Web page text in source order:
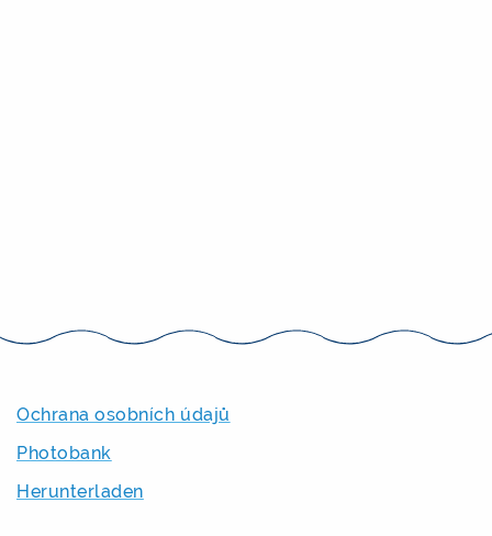
Ochrana osobních údajů
Photobank
Herunterladen